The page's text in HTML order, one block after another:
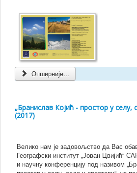
Опширније...
„Бранислав Којић - простор у селу,
(2017)
Велико нам је задовољство да Вас
Географски институт „Јован Цвијић“
и научну конференцију под називом